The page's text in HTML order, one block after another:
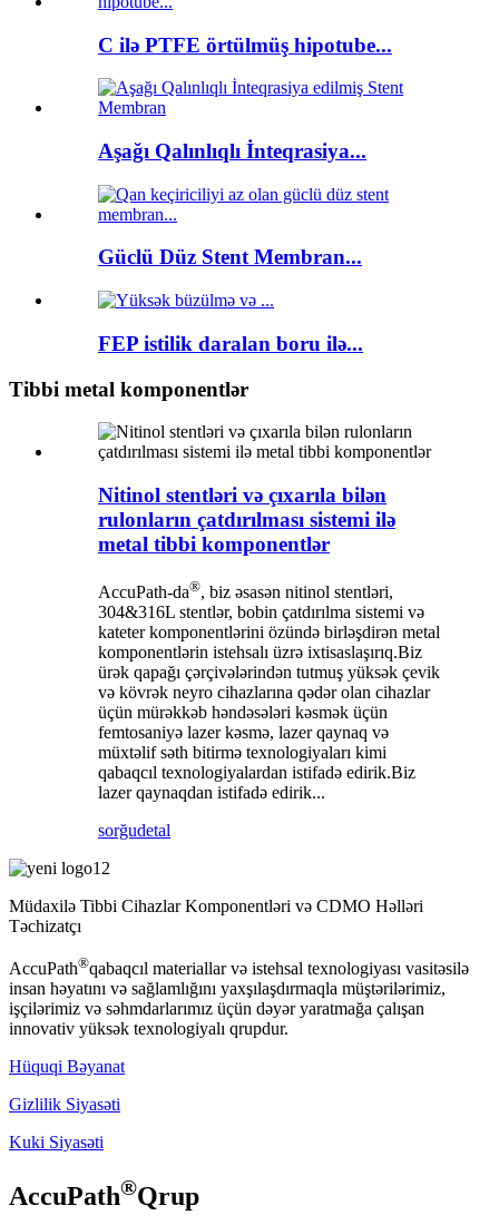
C ilə PTFE örtülmüş hipotube...
Aşağı Qalınlıqlı İnteqrasiya...
Güclü Düz Stent Membran...
FEP istilik daralan boru ilə...
Tibbi metal komponentlər
Nitinol stentləri və çıxarıla bilən
rulonların çatdırılması sistemi ilə
metal tibbi komponentlər
AccuPath-da®, biz əsasən nitinol stentləri,
304&316L stentlər, bobin çatdırılma sistemi və
kateter komponentlərini özündə birləşdirən metal
komponentlərin istehsalı üzrə ixtisaslaşırıq.Biz
ürək qapağı çərçivələrindən tutmuş yüksək çevik
və kövrək neyro cihazlarına qədər olan cihazlar
üçün mürəkkəb həndəsələri kəsmək üçün
femtosaniyə lazer kəsmə, lazer qaynaq və
müxtəlif səth bitirmə texnologiyaları kimi
qabaqcıl texnologiyalardan istifadə edirik.Biz
lazer qaynaqdan istifadə edirik...
sorğudetal
Müdaxilə Tibbi Cihazlar Komponentləri və CDMO Həlləri
Təchizatçı
AccuPath®qabaqcıl materiallar və istehsal texnologiyası vasitəsilə
insan həyatını və sağlamlığını yaxşılaşdırmaqla müştərilərimiz,
işçilərimiz və səhmdarlarımız üçün dəyər yaratmağa çalışan
innovativ yüksək texnologiyalı qrupdur.
Hüquqi Bəyanat
Gizlilik Siyasəti
Kuki Siyasəti
AccuPath®Qrup